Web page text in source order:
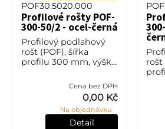
POF30.5020.000
Profilové rošty POF-
300-50/2 - ocel-černá
Profilový podlahový
rošt (POF), šířka
profilu 300 mm, výška
ocel S235JR (ST37.2
nebo také ČSN 11373)
bez povrchové úpravy.
Cena bez DPH
0,00 Kč
Na objednávku
Detail
rošt
50